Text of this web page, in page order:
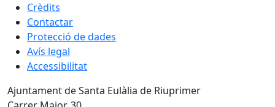
Crèdits
Contactar
Protecció de dades
Avís legal
Accessibilitat
Ajuntament de Santa Eulàlia de Riuprimer